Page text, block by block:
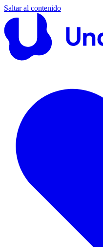
Saltar al contenido